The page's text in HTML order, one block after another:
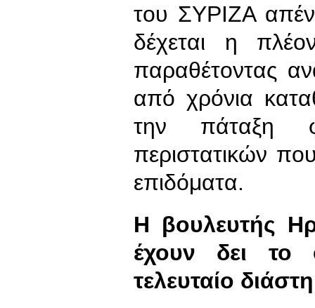
του ΣΥΡΙΖΑ
δέχεται η
παραθέτοντας
από χρόνια
την πάταξη
περιστατικών
επιδόματα.
Η βουλευτής
έχουν δει το
τελευταίο